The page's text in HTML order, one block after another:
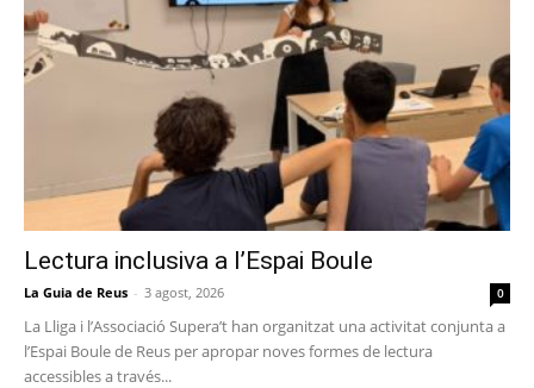
Lectura inclusiva a l’Espai Boule
La Guia de Reus - 3 agost, 2026 0
La Lliga i l’Associació Supera’t han organitzat una activitat conjunta a
l’Espai Boule de Reus per apropar noves formes de lectura
accessibles a través...